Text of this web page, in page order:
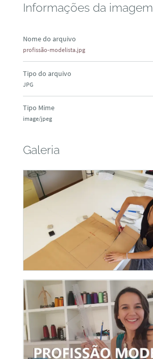
Informações da imagem
Nome do arquivo
profissão-modelista.jpg
Tipo do arquivo
JPG
Tipo Mime
image/jpeg
Galeria